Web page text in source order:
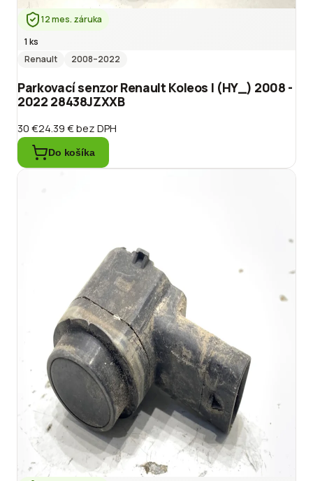
12 mes. záruka
1 ks
Renault
2008–2022
Parkovací senzor Renault Koleos I (HY_) 2008 -
2022 28438JZXXB
30 €24.39 €bez DPH
Do košíka